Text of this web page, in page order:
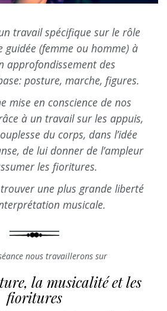
travail spécifique sur le rôle
guidée (femme ou homme) à
approfondissement des
posture, marche, figures.
mise en conscience de nos
à un travail sur les appuis,
du corps, dans l’idée
de lui donner de l’ampleur
les fioritures.
une plus grande liberté
musicale.
nous travaillerons sur
la musicalité et les
fioritures